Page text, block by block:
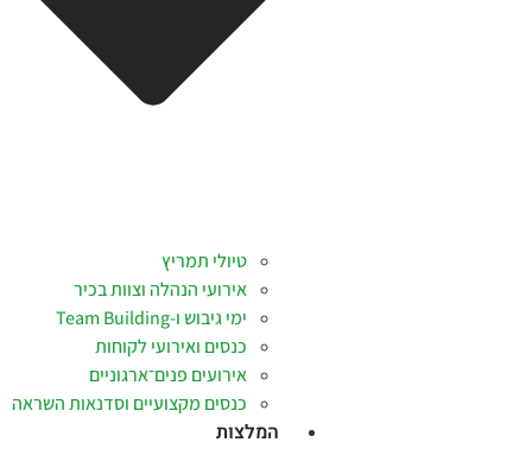
טיולי תמריץ
אירועי הנהלה וצוות בכיר
ימי גיבוש ו-Team Building
כנסים ואירועי לקוחות
אירועים פנים־ארגוניים
כנסים מקצועיים וסדנאות השראה
המלצות